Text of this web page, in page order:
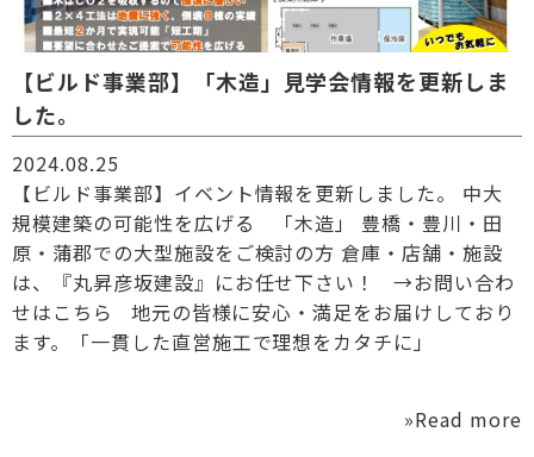
【ビルド事業部】「木造」見学会情報を更新しま
した。
2024.08.25
【ビルド事業部】イベント情報を更新しました。 中大
規模建築の可能性を広げる 「木造」 豊橋・豊川・田
原・蒲郡での大型施設をご検討の方 倉庫・店舗・施設
は、『丸昇彦坂建設』にお任せ下さい！ →お問い合わ
せはこちら 地元の皆様に安心・満足をお届けしており
ます。「一貫した直営施工で理想をカタチに」
»Read more